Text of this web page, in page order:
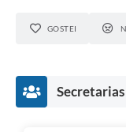
GOSTEI